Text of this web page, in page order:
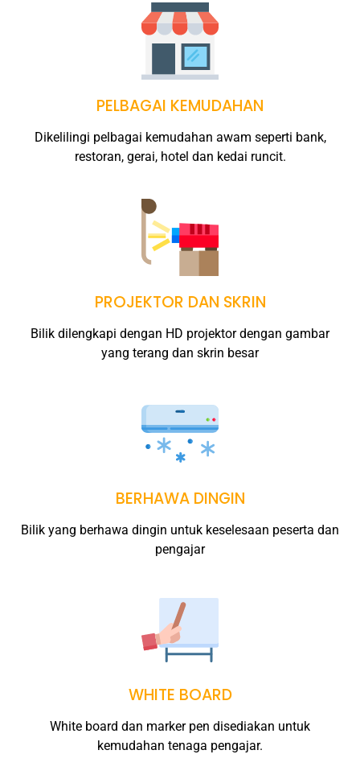
PELBAGAI KEMUDAHAN
Dikelilingi pelbagai kemudahan awam seperti bank,
restoran, gerai, hotel dan kedai runcit.
PROJEKTOR DAN SKRIN
Bilik dilengkapi dengan HD projektor dengan gambar
yang terang dan skrin besar
BERHAWA DINGIN
Bilik yang berhawa dingin untuk keselesaan peserta dan
pengajar
WHITE BOARD
White board dan marker pen disediakan untuk
kemudahan tenaga pengajar.